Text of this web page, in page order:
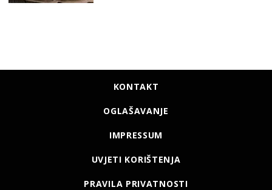
KONTAKT
OGLAŠAVANJE
IMPRESSUM
UVJETI KORIŠTENJA
PRAVILA PRIVATNOSTI